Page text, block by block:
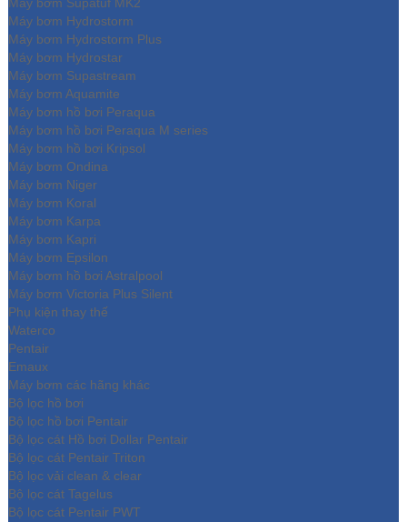
Máy bơm Supatuf MK2
Máy bơm Hydrostorm
Máy bơm Hydrostorm Plus
Máy bơm Hydrostar
Máy bơm Supastream
Máy bơm Aquamite
Máy bơm hồ bơi Peraqua
Máy bơm hồ bơi Peraqua M series
Máy bơm hồ bơi Kripsol
Máy bơm Ondina
Máy bơm Niger
Máy bơm Koral
Máy bơm Karpa
Máy bơm Kapri
Máy bơm Epsilon
Máy bơm hồ bơi Astralpool
Máy bơm Victoria Plus Silent
Phụ kiện thay thế
Waterco
Pentair
Emaux
Máy bơm các hãng khác
Bộ lọc hồ bơi
Bộ lọc hồ bơi Pentair
Bộ lọc cát Hồ bơi Dollar Pentair
Bộ lọc cát Pentair Triton
Bộ lọc vải clean & clear
Bộ lọc cát Tagelus
Bộ lọc cát Pentair PWT